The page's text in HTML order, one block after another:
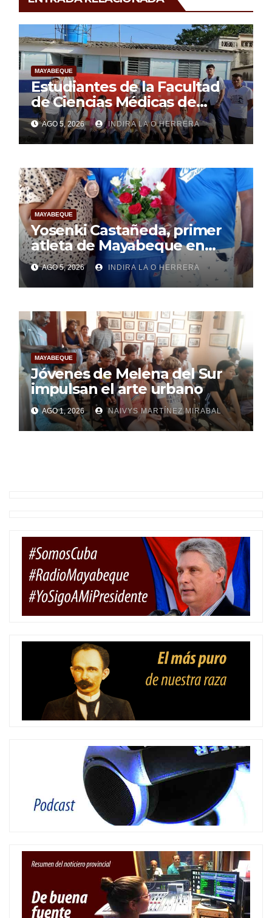
MAYABEQUE
Estudiantes de la Facultad
de Ciencias Médicas de
Mayabeque realizan
pesquisa
AGO 5, 2026 INDIRA LA O HERRERA
MAYABEQUE
Yosenki Castañeda, primer
atleta de Mayabeque en
subir al podio
centroamericano
AGO 5, 2026 INDIRA LA O HERRERA
MAYABEQUE
Jóvenes de Melena del Sur
impulsan el arte urbano
AGO 1, 2026 NAIVYS MARTÍNEZ MIRABAL